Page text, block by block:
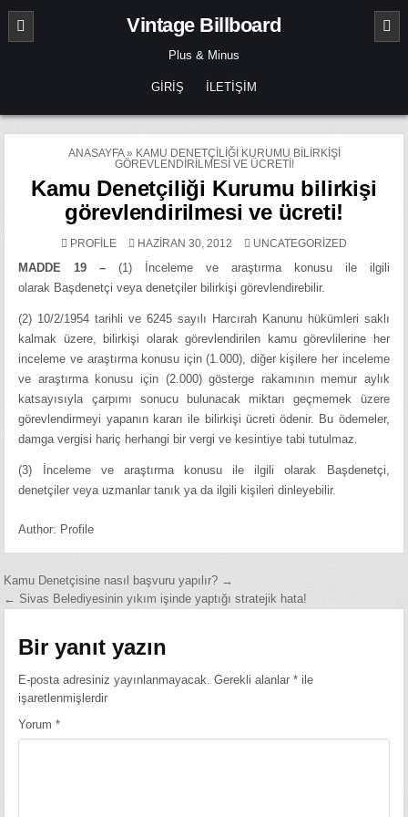
Skip
content
Vintage Billboard
Plus & Minus
GIRIŞ İLETIŞIM
ANASAYFA» KAMU DENETÇILIĞI KURUMU BILIRKIŞI
GÖREVLENDIRILMESI VE ÜCRETI!
Kamu Denetçiliği Kurumu bilirkişi
görevlendirilmesi ve ücreti!
PROFILE HAZIRAN 30, 2012
POSTED
UNCATEGORIZED
MADDE 19 – (1) İnceleme ve araştırma konusu ile ilgili
olarak Başdenetçi veya denetçiler bilirkişi görevlendirebilir.
(2) 10/2/1954 tarihli ve 6245 sayılı Harcırah Kanunu hükümleri saklı
kalmak üzere, bilirkişi olarak görevlendirilen kamu görevlilerine her
inceleme ve araştırma konusu için (1.000), diğer kişilere her inceleme
ve araştırma konusu için (2.000) gösterge rakamının memur aylık
katsayısıyla çarpımı sonucu bulunacak miktarı geçmemek üzere
görevlendirmeyi yapanın kararı ile bilirkişi ücreti ödenir. Bu ödemeler,
damga vergisi hariç herhangi bir vergi ve kesintiye tabi tutulmaz.
(3) İnceleme ve araştırma konusu ile ilgili olarak Başdenetçi,
denetçiler veya uzmanlar tanık ya da ilgili kişileri dinleyebilir.
Author: Profile
Yazı
gezinmesi
Kamu Denetçisine nasıl başvuru yapılır? →
← Sivas Belediyesinin yıkım işinde yaptığı stratejik hata!
Bir yanıt yazın
E-posta adresiniz yayınlanmayacak. Gerekli alanlar* ile
işaretlenmişlerdir
Yorum*